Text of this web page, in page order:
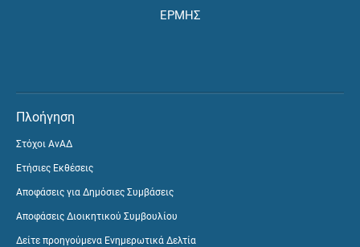
ΕΡΜΗΣ
Πλοήγηση
Στόχοι ΑνΑΔ
Ετήσιες Εκθέσεις
Αποφάσεις για Δημόσιες Συμβάσεις
Αποφάσεις Διοικητικού Συμβουλίου
Δείτε προηγούμενα Ενημερωτικά Δελτία